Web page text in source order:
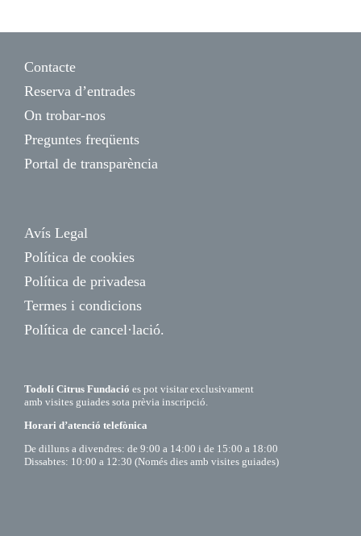
Contacte
Reserva d’entrades
On trobar-nos
Preguntes freqüents
Portal de transparència
Avís Legal
Política de cookies
Política de privadesa
Termes i condicions
Política de cancel·lació.
Todolí Citrus Fundació es pot visitar exclusivament
amb visites guiades sota prèvia inscripció.
Horari d’atenció telefònica
De dilluns a divendres: de 9:00 a 14:00 i de 15:00 a 18:00
Dissabtes: 10:00 a 12:30 (Només dies amb visites guiades)